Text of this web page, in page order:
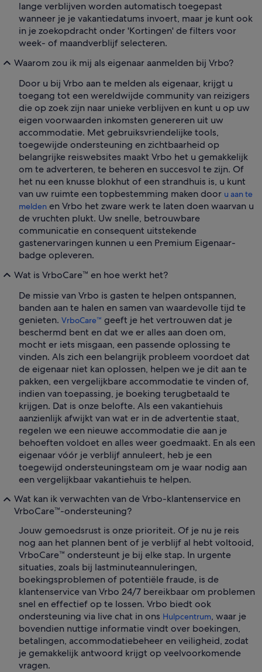
lange verblijven worden automatisch toegepast
wanneer je je vakantiedatums invoert, maar je kunt ook
in je zoekopdracht onder 'Kortingen' de filters voor
week- of maandverblijf selecteren.
Waarom zou ik mij als eigenaar aanmelden bij Vrbo?
Door u bij Vrbo aan te melden als eigenaar, krijgt u
toegang tot een wereldwijde community van reizigers
die op zoek zijn naar unieke verblijven en kunt u op uw
eigen voorwaarden inkomsten genereren uit uw
accommodatie. Met gebruiksvriendelijke tools,
toegewijde ondersteuning en zichtbaarheid op
belangrijke reiswebsites maakt Vrbo het u gemakkelijk
om te adverteren, te beheren en succesvol te zijn. Of
het nu een knusse blokhut of een strandhuis is, u kunt
van uw ruimte een topbestemming maken door u aan te
melden en Vrbo het zware werk te laten doen waarvan u
de vruchten plukt. Uw snelle, betrouwbare
communicatie en consequent uitstekende
gastenervaringen kunnen u een Premium Eigenaar-
badge opleveren.
Wat is VrboCare™ en hoe werkt het?
De missie van Vrbo is gasten te helpen ontspannen,
banden aan te halen en samen van waardevolle tijd te
genieten. VrboCare™ geeft je het vertrouwen dat je
beschermd bent en dat we er alles aan doen om,
mocht er iets misgaan, een passende oplossing te
vinden. Als zich een belangrijk probleem voordoet dat
de eigenaar niet kan oplossen, helpen we je dit aan te
pakken, een vergelijkbare accommodatie te vinden of,
indien van toepassing, je boeking terugbetaald te
krijgen. Dat is onze belofte. Als een vakantiehuis
aanzienlijk afwijkt van wat er in de advertentie staat,
regelen we een nieuwe accommodatie die aan je
behoeften voldoet en alles weer goedmaakt. En als een
eigenaar vóór je verblijf annuleert, heb je een
toegewijd ondersteuningsteam om je waar nodig aan
een vergelijkbaar vakantiehuis te helpen.
Wat kan ik verwachten van de Vrbo-klantenservice en
VrboCare™-ondersteuning?
Jouw gemoedsrust is onze prioriteit. Of je nu je reis
nog aan het plannen bent of je verblijf al hebt voltooid,
VrboCare™ ondersteunt je bij elke stap. In urgente
situaties, zoals bij lastminuteannuleringen,
boekingsproblemen of potentiële fraude, is de
klantenservice van Vrbo 24/7 bereikbaar om problemen
snel en effectief op te lossen. Vrbo biedt ook
ondersteuning via live chat in ons Hulpcentrum, waar je
bovendien nuttige informatie vindt over boekingen,
betalingen, accommodatiebeheer en veiligheid, zodat
je gemakkelijk antwoord krijgt op veelvoorkomende
vragen.